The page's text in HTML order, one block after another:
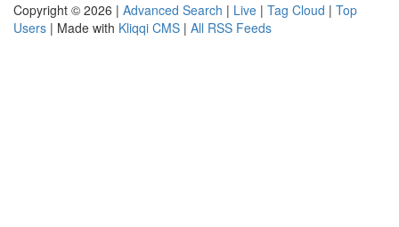
Copyright © 2026 | Advanced Search | Live | Tag Cloud | Top
Users | Made with Kliqqi CMS | All RSS Feeds